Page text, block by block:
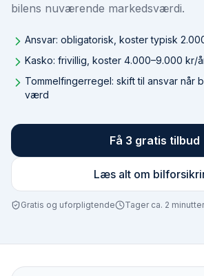
bilens nuværende markedsværdi.
Ansvar: obligatorisk, koster typisk
Kasko: frivillig, koster 4.000–9.000 kr/
Tommelfingerregel: skift til ansvar når
værd
Få 3 gratis tilbud
Læs alt om
Gratis og uforpligtende Tager ca. 2 minutter